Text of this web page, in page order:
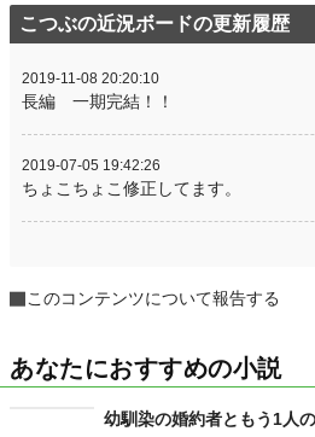
こつぶの近況ボードの更新履歴
2019-11-08 20:20:10
長編 一期完結！！
2019-07-05 19:42:26
ちょこちょこ修正してます。
このコンテンツについて報告する
あなたにおすすめの小説
幼馴染の婚約者ともう1人